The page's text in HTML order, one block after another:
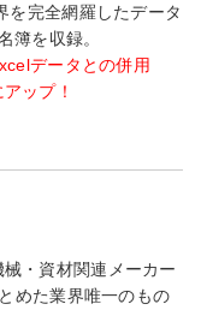
を完全網羅したデータ
簿を収録。
データとの併用
ップ！
・資材関連メーカー
めた業界唯一のもの